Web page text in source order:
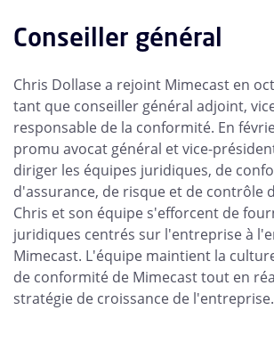
Conseiller général
Chris Dollase a rejoint Mimecast en
tant que conseiller général adjoint,
responsable de la conformité. En
promu avocat général et vice-
diriger les équipes juridiques, de
d'assurance, de risque et de contrôle
Chris et son équipe s'efforcent de
juridiques centrés sur l'entreprise à
Mimecast. L'équipe maintient la
de conformité de Mimecast tout en
stratégie de croissance de l'entreprise.